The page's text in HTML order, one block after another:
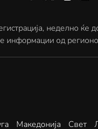
неделно ќе
информации од
Македонија Свет